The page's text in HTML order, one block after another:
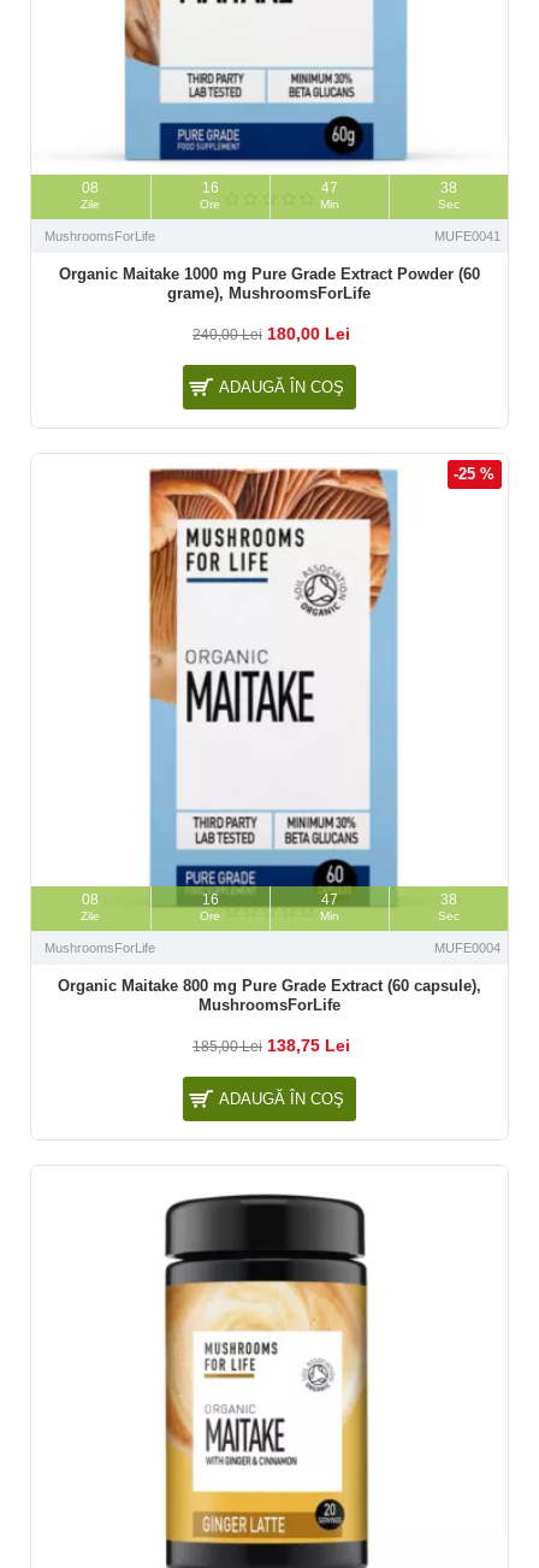
08
Zile
16
Ore
47
Min
37
Sec
MushroomsForLife MUFE0041
Organic Maitake 1000 mg Pure Grade Extract Powder (60
grame), MushroomsForLife
240,00 Lei 180,00 Lei
ADAUGĂ ÎN COŞ
-25 %
08
Zile
16
Ore
47
Min
37
Sec
MushroomsForLife MUFE0004
Organic Maitake 800 mg Pure Grade Extract (60 capsule),
MushroomsForLife
185,00 Lei 138,75 Lei
ADAUGĂ ÎN COŞ